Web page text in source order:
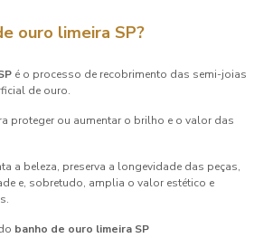
ouro limeira SP?
é o processo de recobrimento das semi-joias
de ouro.
proteger ou aumentar o brilho e o valor das
a beleza, preserva a longevidade das peças,
e, sobretudo, amplia o valor estético e
banho de ouro limeira SP